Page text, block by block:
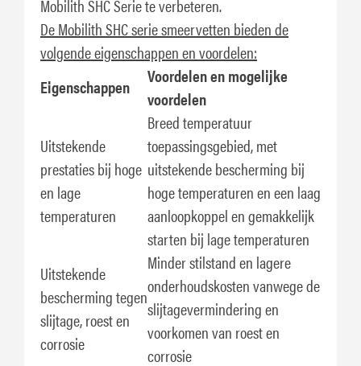
Mobilith SHC Serie te verbeteren.
De Mobilith SHC serie smeervetten bieden de
volgende eigenschappen en voordelen:
Eigenschappen
Voordelen en mogelijke
voordelen
Uitstekende
prestaties bij hoge
en lage
temperaturen
Breed temperatuur
toepassingsgebied, met
uitstekende bescherming bij
hoge temperaturen en een laag
aanloopkoppel en gemakkelijk
starten bij lage temperaturen
Uitstekende
bescherming tegen
slijtage, roest en
corrosie
Minder stilstand en lagere
onderhoudskosten vanwege de
slijtagevermindering en
voorkomen van roest en
corrosie